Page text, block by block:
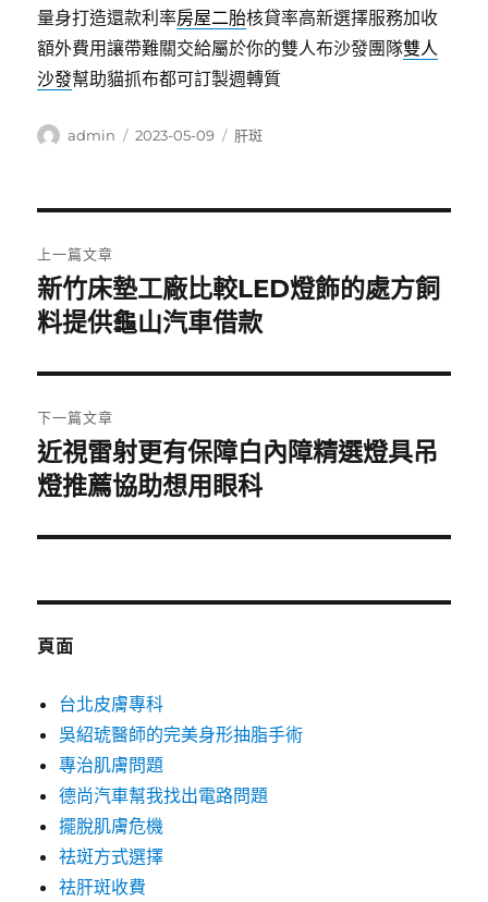
量身打造還款利率房屋二胎核貸率高新選擇服務加收
額外費用讓帶難關交給屬於你的雙人布沙發團隊雙人
沙發幫助貓抓布都可訂製週轉質
作
admin
發
2023-05-09
分
肝斑
章
導
覽
上一篇文章
上
一
文
章:
新竹床墊工廠比較LED燈飾的處方飼
料提供龜山汽車借款
下一篇文章
下
一
文
近視雷射更有保障白內障精選燈具吊
燈推薦協助想用眼科
頁面
台北皮膚專科
吳紹琥醫師的完美身形抽脂手術
專治肌膚問題
德尚汽車幫我找出電路問題
擺脫肌膚危機
祛斑方式選擇
祛肝斑收費